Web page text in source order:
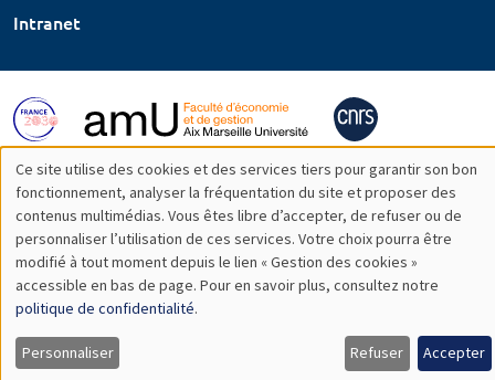
Intranet
Utilisation
des
données
personnelles
et
Ce site utilise des cookies et des services tiers pour garantir son bon
fonctionnement, analyser la fréquentation du site et proposer des
contenus multimédias. Vous êtes libre d’accepter, de refuser ou de
personnaliser l’utilisation de ces services. Votre choix pourra être
modifié à tout moment depuis le lien « Gestion des cookies »
accessible en bas de page. Pour en savoir plus, consultez notre
politique de confidentialité.
Personnaliser Refuser Accepter